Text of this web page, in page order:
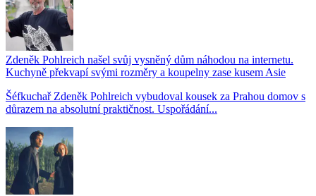
Zdeněk Pohlreich našel svůj vysněný dům náhodou na internetu.
Kuchyně překvapí svými rozměry a koupelny zase kusem Asie
Šéfkuchař Zdeněk Pohlreich vybudoval kousek za Prahou domov s
důrazem na absolutní praktičnost. Uspořádání...